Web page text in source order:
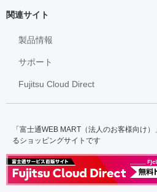
関連サイト
製品情報
サポート
Fujitsu Cloud Direct
「富士通WEB MART（法人のお客様向け
るショッピングサイトです